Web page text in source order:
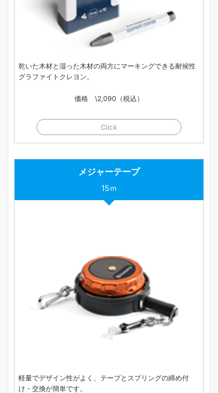
乾いた木材と湿った木材の両方にマーキングできる耐候性
グラファイトクレヨン。
価格 \2,090（税込）
Click
メジャーテープ
15ｍ
軽量でデザイン性がよく、テープとスプリングの締め付
け・交換が簡単です。